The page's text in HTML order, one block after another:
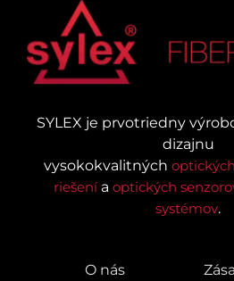
SYLEX je prvotriedny
dizajnu
vysokokvalitných
riešení a optických
systémov.
O nás